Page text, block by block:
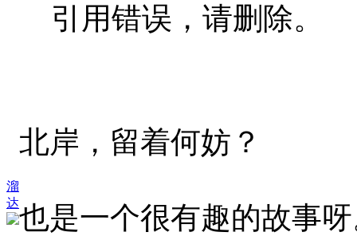
溜
达
引用错误，请删除。
北岸，留着何妨？
也是一个很有趣的故事